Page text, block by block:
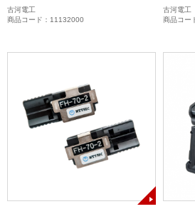
古河電工
商品コード：11132000
古河電工
商品コー